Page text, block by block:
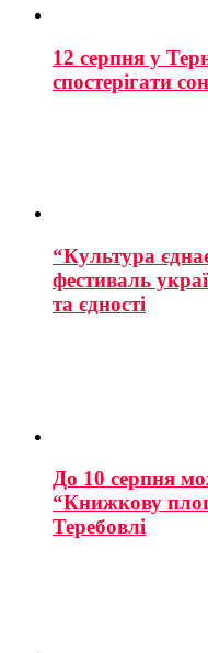
12 серпня у
спостерігати
“Культура
фестиваль
та єдності
До 10 серпня
“Книжкову
Теребовлі